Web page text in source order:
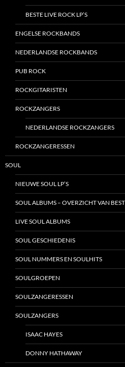
BESTE LIVE ROCK LP’S
ENGELSE ROCKBANDS
NEDERLANDSE ROCKBANDS
PUB ROCK
ROCKGITARISTEN
ROCKZANGERS
NEDERLANDSE ROCKZANGERS
ROCKZANGERESSEN
SOUL
NIEUWE SOUL LP’S
SOUL ALBUMS – OVERZICHT VAN
LIVE SOUL ALBUMS
SOUL GESCHIEDENIS
SOUL NUMMERS EN SOULHITS
SOULGROEPEN
SOULZANGERESSEN
SOULZANGERS
ISAAC HAYES
DONNY HATHAWAY